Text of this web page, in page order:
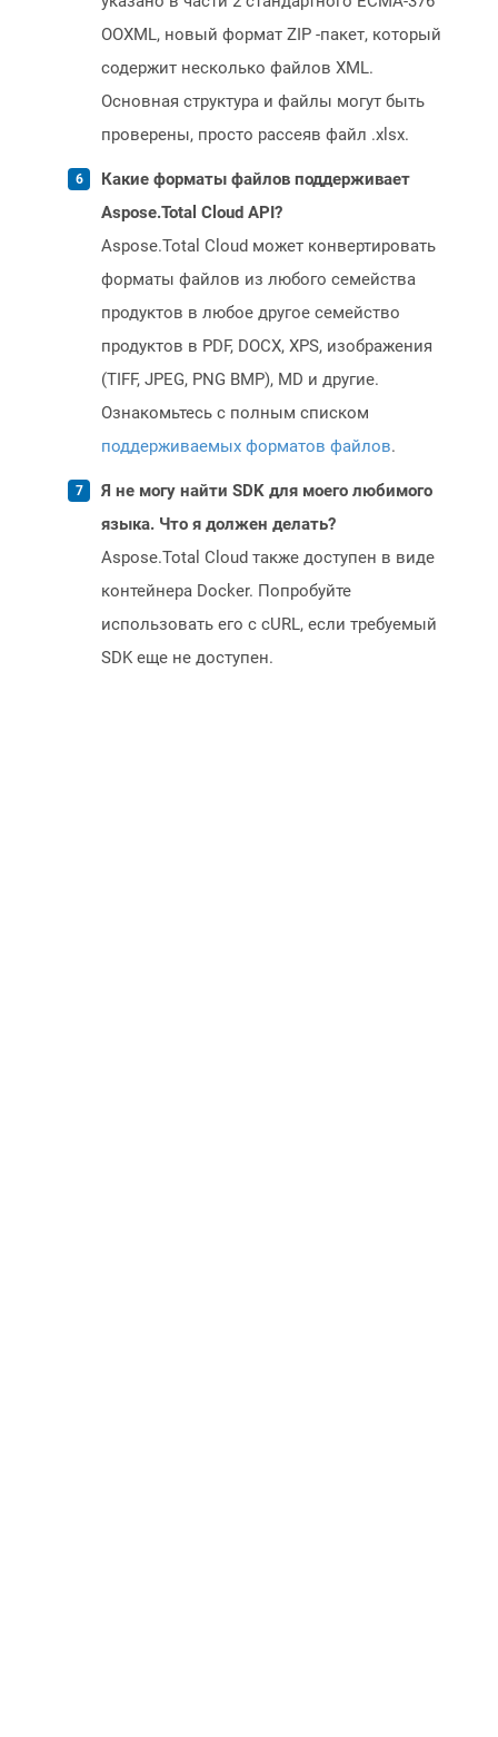
OOXML, новый формат ZIP -пакет, который
содержит несколько файлов XML.
Основная структура и файлы могут быть
проверены, просто рассеяв файл .xlsx.
Какие форматы файлов поддерживает
Aspose.Total Cloud API?
Aspose.Total Cloud может конвертировать
форматы файлов из любого семейства
продуктов в любое другое семейство
продуктов в PDF, DOCX, XPS, изображения
(TIFF, JPEG, PNG BMP), MD и другие.
Ознакомьтесь с полным списком
поддерживаемых форматов файлов.
Я не могу найти SDK для моего любимого
языка. Что я должен делать?
Aspose.Total Cloud также доступен в виде
контейнера Docker. Попробуйте
использовать его с cURL, если требуемый
SDK еще не доступен.